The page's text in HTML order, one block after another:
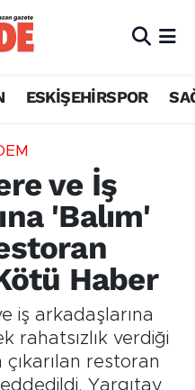
ESKİŞEHİRSPOR
ve İş
'Balım'
Haber
iş arkadaşlarına
rahatsızlık verdiği
çıkarılan restoran
Yargıtay